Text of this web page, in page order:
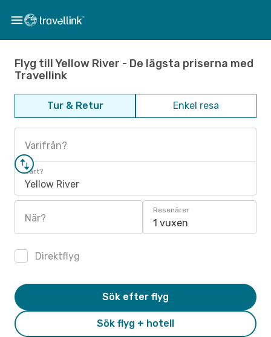
Flyg till Yellow River - De lägsta priserna med
Travellink
Tur & Retur Enkel resa
Varifrån?
Vart?
Yellow River
När?
Resenärer
1 vuxen
Direktflyg
Sök flyg + hotell
Sök efter flyg